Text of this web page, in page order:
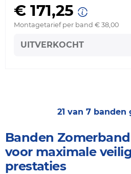
€ 171,25
Montagetarief per band € 38,00
UITVERKOCHT
21 van 7 banden
Banden Zomerband
voor maximale
prestaties